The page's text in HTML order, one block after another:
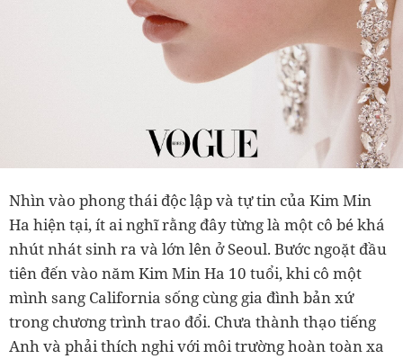
Nhìn vào phong thái độc lập và tự tin của Kim Min
Ha hiện tại, ít ai nghĩ rằng đây từng là một cô bé khá
nhút nhát sinh ra và lớn lên ở Seoul. Bước ngoặt đầu
tiên đến vào năm Kim Min Ha 10 tuổi, khi cô một
mình sang California sống cùng gia đình bản xứ
trong chương trình trao đổi. Chưa thành thạo tiếng
Anh và phải thích nghi với môi trường hoàn toàn xa